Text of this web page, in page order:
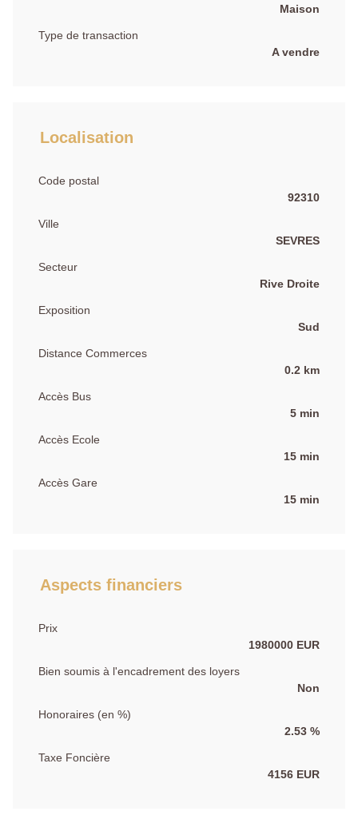
Maison
Type de transaction
A vendre
Localisation
Code postal
92310
Ville
SEVRES
Secteur
Rive Droite
Exposition
Sud
Distance Commerces
0.2 km
Accès Bus
5 min
Accès Ecole
15 min
Accès Gare
15 min
Aspects financiers
Prix
1980000 EUR
Bien soumis à l'encadrement des loyers
Non
Honoraires (en %)
2.53 %
Taxe Foncière
4156 EUR